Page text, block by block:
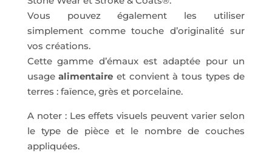
Vous pouvez également les utiliser
simplement comme touche d’originalité sur
vos créations.
Cette gamme d’émaux est adaptée pour un
usagealimentaire et convient à tous types de
terres : faïence, grès et porcelaine.
A noter : Les effets visuels peuvent varier selon
le type de pièce et le nombre de couches
appliquées.